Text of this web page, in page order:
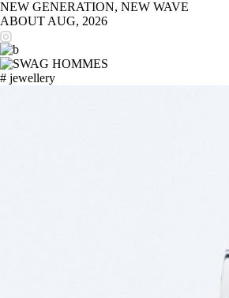
NEW GENERATION, NEW WAVE
ABOUT AUG, 2026
# jewellery